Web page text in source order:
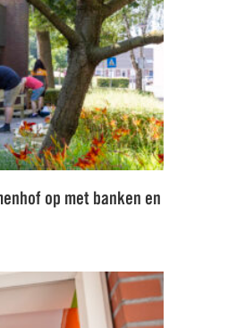
op met banken en